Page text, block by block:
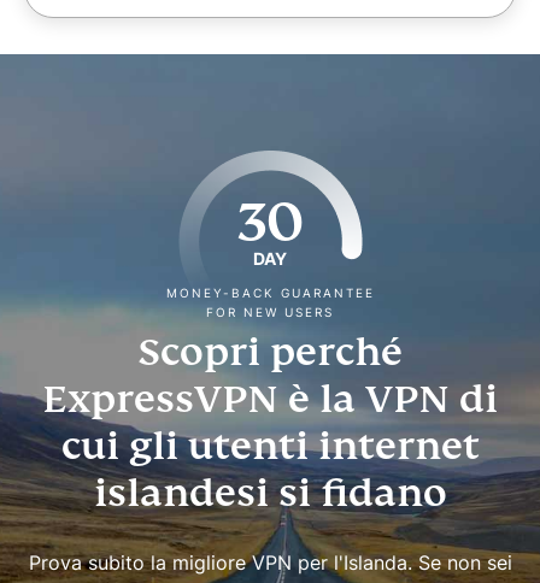
30
DAY
MONEY-BACK GUARANTEE
FOR NEW USERS
Scopri perché
ExpressVPN è la VPN di
cui gli utenti internet
islandesi si fidano
Prova subito la migliore VPN per l'Islanda. Se non sei